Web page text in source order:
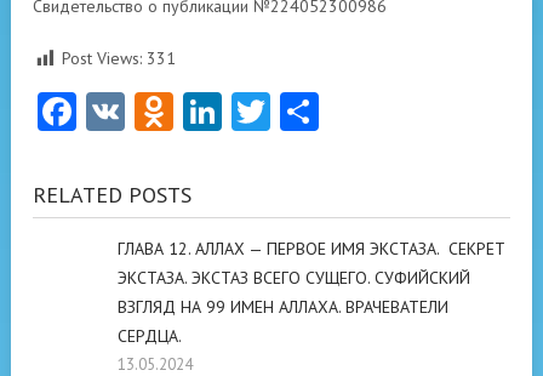
Свидетельство о публикации №224052300986
Post Views: 331
Facebook
VK Odnoklassniki
LinkedIn
Twitter
RELATED POSTS
ГЛАВА 12. АЛЛАХ — ПЕРВОЕ ИМЯ ЭКСТАЗА. СЕКРЕТ
ЭКСТАЗА. ЭКСТАЗ ВСЕГО СУЩЕГО. СУФИЙСКИЙ
ВЗГЛЯД НА 99 ИМЕН АЛЛАХА. ВРАЧЕВАТЕЛИ
СЕРДЦА.
13.05.2024